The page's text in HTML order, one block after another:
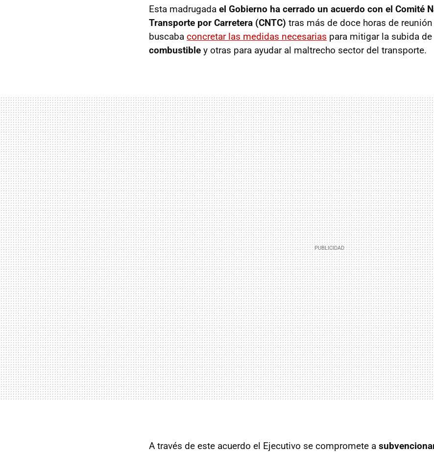
Esta madrugada el Gobierno ha cerrado un acuerdo con el Comité
Transporte por Carretera (CNTC) tras más de doce horas de
buscaba concretar las medidas necesarias para mitigar la subida
combustible y otras para ayudar al maltrecho sector del transporte.
A través de este acuerdo el Ejecutivo se compromete a